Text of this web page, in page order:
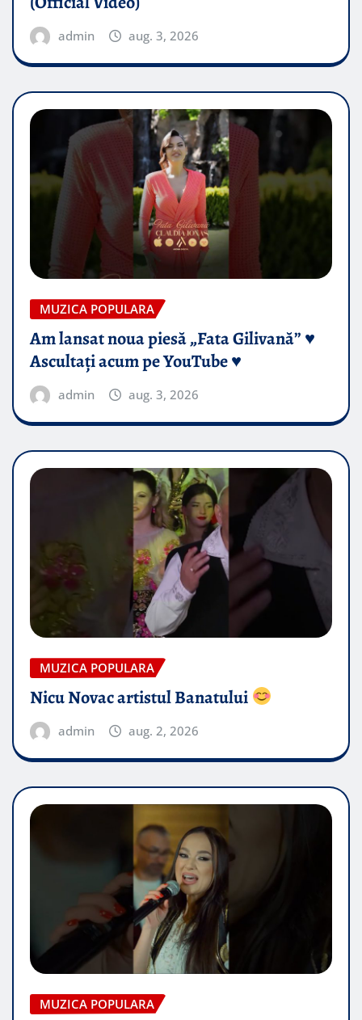
admin aug. 3, 2026
MUZICA POPULARA
Am lansat noua piesă „Fata Gilivană” ♥️
Ascultați acum pe YouTube ♥️
admin aug. 3, 2026
MUZICA POPULARA
Nicu Novac artistul Banatului
admin aug. 2, 2026
MUZICA POPULARA